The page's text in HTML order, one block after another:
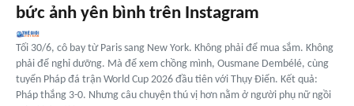
bức ảnh yên bình trên Instagram
Tối 30/6, cô bay từ Paris sang New York. Không phải để mua sắm. Không
phải để nghỉ dưỡng. Mà để xem chồng mình, Ousmane Dembélé, cùng
tuyển Pháp đá trận World Cup 2026 đầu tiên với Thụy Điển. Kết quả:
Pháp thắng 3-0. Nhưng câu chuyện thú vị hơn nằm ở người phụ nữ ngồi